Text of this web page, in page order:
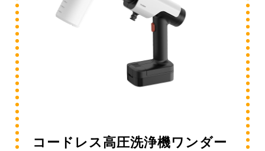
コードレス高圧洗浄機ワンダー